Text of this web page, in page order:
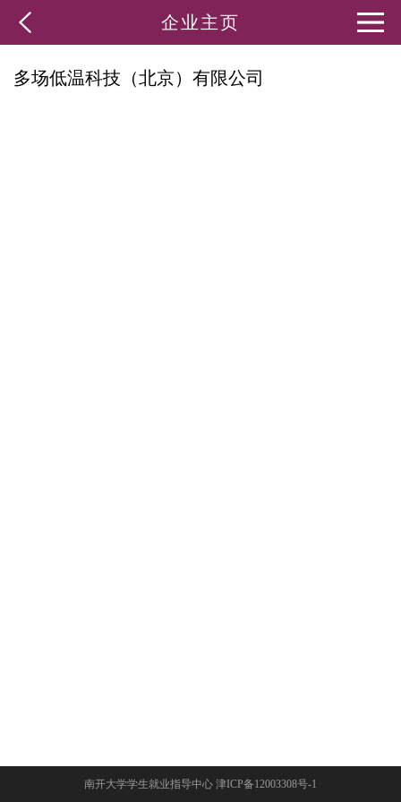
企业主页
多场低温科技（北京）有限公司
南开大学学生就业指导中心 津ICP备12003308号-1